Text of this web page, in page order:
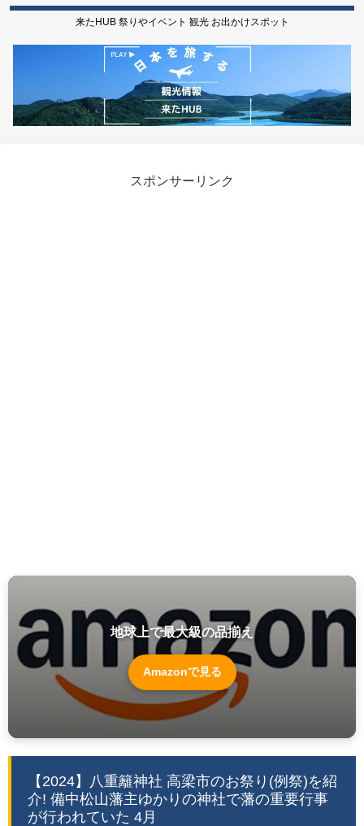
来たHUB 祭りやイベント 観光 お出かけスポット
スポンサーリンク
地球上で最大級の品揃え
Amazonで見る
【2024】八重籬神社 高梁市のお祭り(例祭)を紹
介! 備中松山藩主ゆかりの神社で藩の重要行事
が行われていた 4月